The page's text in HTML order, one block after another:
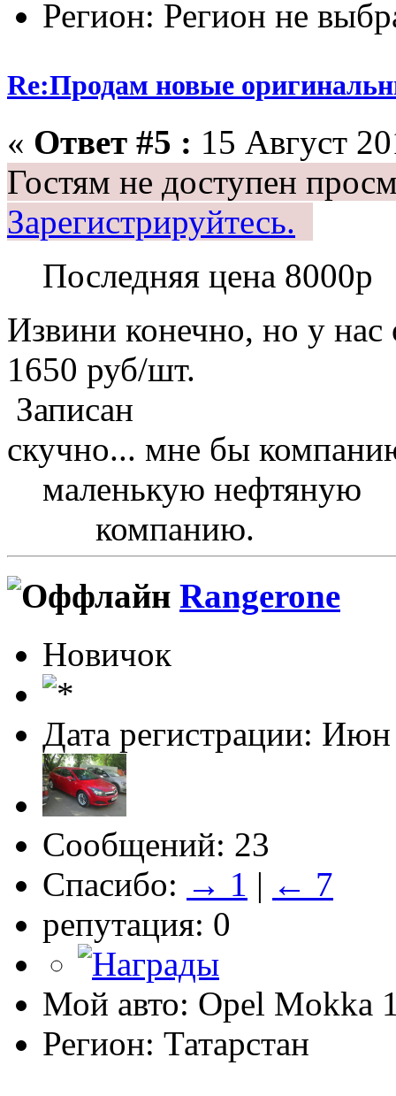
Регион: Регион не
Re:Продам новые
« Ответ #5 : 15 Август
Гостям не доступен
Зарегистрируйтесь.
Последняя цена 8000р
Извини конечно, но у
1650 руб/шт.
Записан
скучно... мне бы
маленькую нефтяную
компанию.
Rangerone
Новичок
Дата регистрации:
Сообщений: 23
Спасибо: → 1 | ← 7
репутация: 0
Мой авто: Opel Mokka
Регион: Татарстан